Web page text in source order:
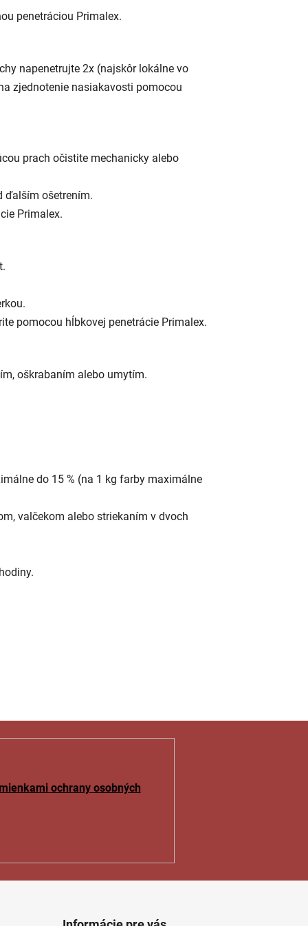
penetráciou Primalex.
napenetrujte 2x (najskôr lokálne vo
zjednotenie nasiakavosti pomocou
prach očistite mechanicky alebo
ďalším ošetrením.
Primalex.
pomocou hĺbkovej penetrácie Primalex.
oškrabaním alebo umytím.
do 15 % (na 1 kg farby maximálne
valčekom alebo striekaním v dvoch
ochrany osobných